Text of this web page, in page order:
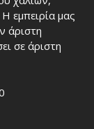
εμπειρία μας
άριστη
σε άριστη